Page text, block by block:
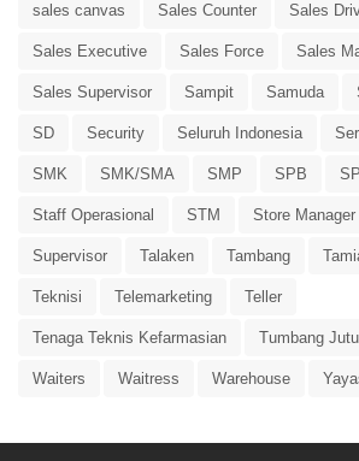
sales canvas Sales Counter Sales
Sales Executive Sales Force Sales
Sales Supervisor Sampit Samuda
SD Security Seluruh Indonesia
SMK SMK/SMA SMP SPB
Staff Operasional STM Store Manager
Supervisor Talaken Tambang
Teknisi Telemarketing Teller
Tenaga Teknis Kefarmasian Tumbang
Waiters Waitress Warehouse